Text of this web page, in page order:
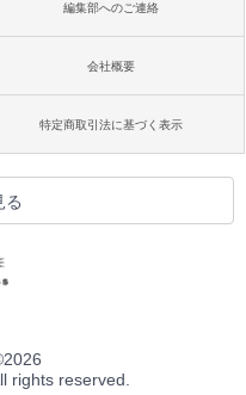
編集部へのご連絡
会社概要
特定商取引法に基づく表示
る
2026
rights reserved.